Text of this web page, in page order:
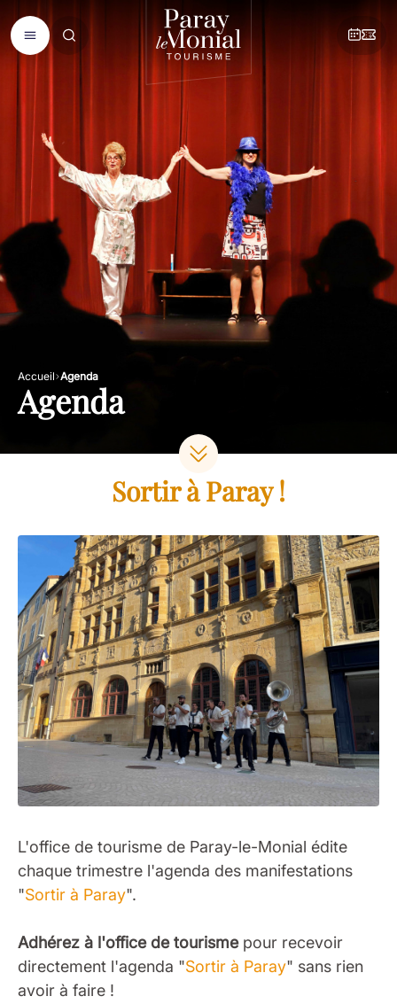
Accueil Agenda
Agenda
Sortir à Paray !
L'office de tourisme de Paray-le-Monial édite
chaque trimestre l'agenda des manifestations
"Sortir à Paray".
Adhérez à l'office de tourismepour recevoir
directement l'agenda "Sortir à Paray" sans rien
avoir à faire !